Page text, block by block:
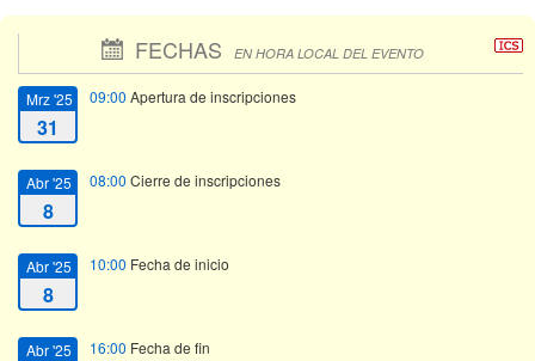
FECHAS EN HORA LOCAL DEL EVENTO
Mrz '25
31
09:00 Apertura de inscripciones
Abr '25
8
08:00 Cierre de inscripciones
Abr '25
8
10:00 Fecha de inicio
Abr '25 16:00 Fecha de fin